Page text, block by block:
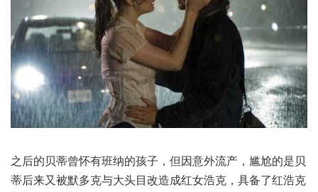
之后的贝蒂曾怀有班纳的孩子，但因意外流产，尴尬的是贝
蒂后来又被默多克与大头目改造成红女浩克，具备了红浩克